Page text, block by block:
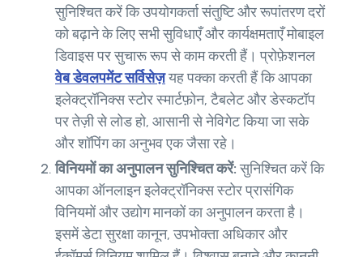
सुनिश्चित करें कि उपयोगकर्ता संतुष्टि और रूपांतरण दरों
को बढ़ाने के लिए सभी सुविधाएँ और कार्यक्षमताएँ मोबाइल
डिवाइस पर सुचारू रूप से काम करती हैं। प्रोफ़ेशनल
वेब डेवलपमेंट सर्विसेज़यह पक्का करती हैं कि आपका
इलेक्ट्रॉनिक्स स्टोर स्मार्टफ़ोन, टैबलेट और डेस्कटॉप
पर तेज़ी से लोड हो, आसानी से नेविगेट किया जा सके
और शॉपिंग का अनुभव एक जैसा रहे।
विनियमों का अनुपालन सुनिश्चित करें:सुनिश्चित करें कि
आपका ऑनलाइन इलेक्ट्रॉनिक्स स्टोर प्रासंगिक
विनियमों और उद्योग मानकों का अनुपालन करता है।
इसमें डेटा सुरक्षा कानून, उपभोक्ता अधिकार और